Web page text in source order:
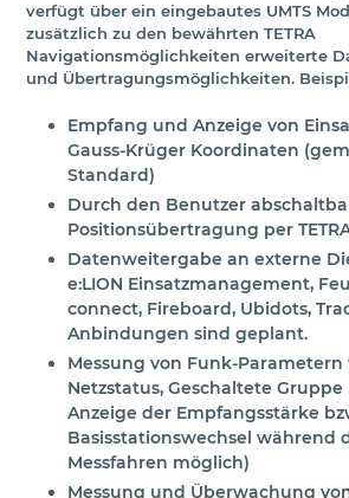
verfügt über ein eingebautes UMTS
zusätzlich zu den bewährten TETRA
Navigationsmöglichkeiten erweiterte
und Übertragungsmöglichkeiten.
Empfang und Anzeige von
Gauss-Krüger Koordinaten
Standard)
Durch den Benutzer
Positionsübertragung per
Datenweitergabe an externe
e:LION Einsatzmanagement,
connect, Fireboard, Ubidots,
Anbindungen sind geplant.
Messung von Funk-
Netzstatus, Geschaltete Gruppe
Anzeige der Empfangsstärke
Basisstationswechsel während
Messfahren möglich)
Messung und Überwachung